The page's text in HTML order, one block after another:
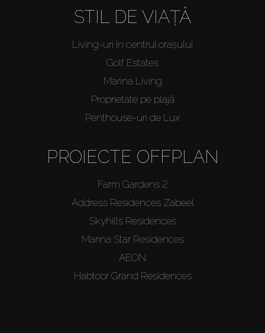
STIL DE VIAȚĂ
Living-uri în centrul orașului
Golf Estates
Marina Living
Proprietate pe plajă
Penthouse-uri de Lux
PROIECTE OFFPLAN
Farm Gardens 2
Address Residences Zabeel
Skyhills Residences
Marina Star Residences
AEON
Habtoor Grand Residences